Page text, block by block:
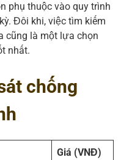
phụ thuộc vào quy trình
Đôi khi, việc tìm kiếm
cũng là một lựa chọn
nhất.
chống
Giá (VNĐ)